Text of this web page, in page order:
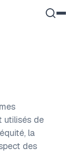
utilisés de
la
des